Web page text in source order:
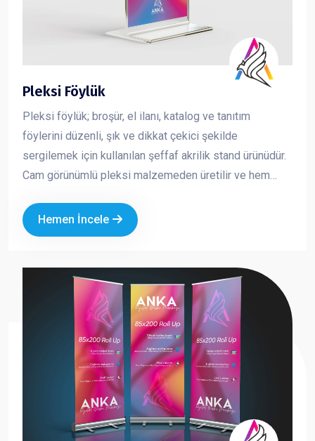
Pleksi Föylük
Pleksi föylük; broşür, el ilanı, katalog ve tanıtım
föylerini düzenli, şık ve dikkat çekici şekilde
sergilemek için kullanılan şeffaf akrilik stand ürünüdür.
Cam görünümlü pleksi malzemeden üretilir ve hem
bulunan baskının net şekilde görünmesini sağlayarak
tanıtım materyallerinizin daha profesyonel durmasını
müşteriye güven veren bir sunum yapmak için en çok
tercih edilen masaüstü tanıtım ürünlerinden biridir.
Hemen İncele